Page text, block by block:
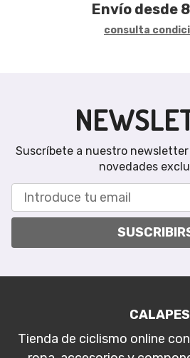
Envío desde
consulta
Suscríbete a nuestro
novedades
CALAPES
Tienda de ciclismo online